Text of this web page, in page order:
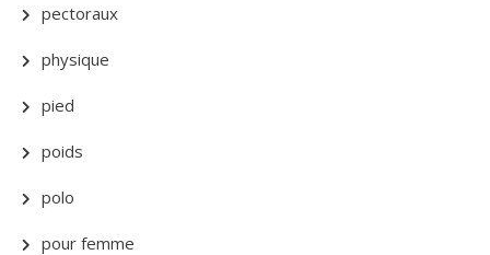
pectoraux
physique
pied
poids
polo
pour femme